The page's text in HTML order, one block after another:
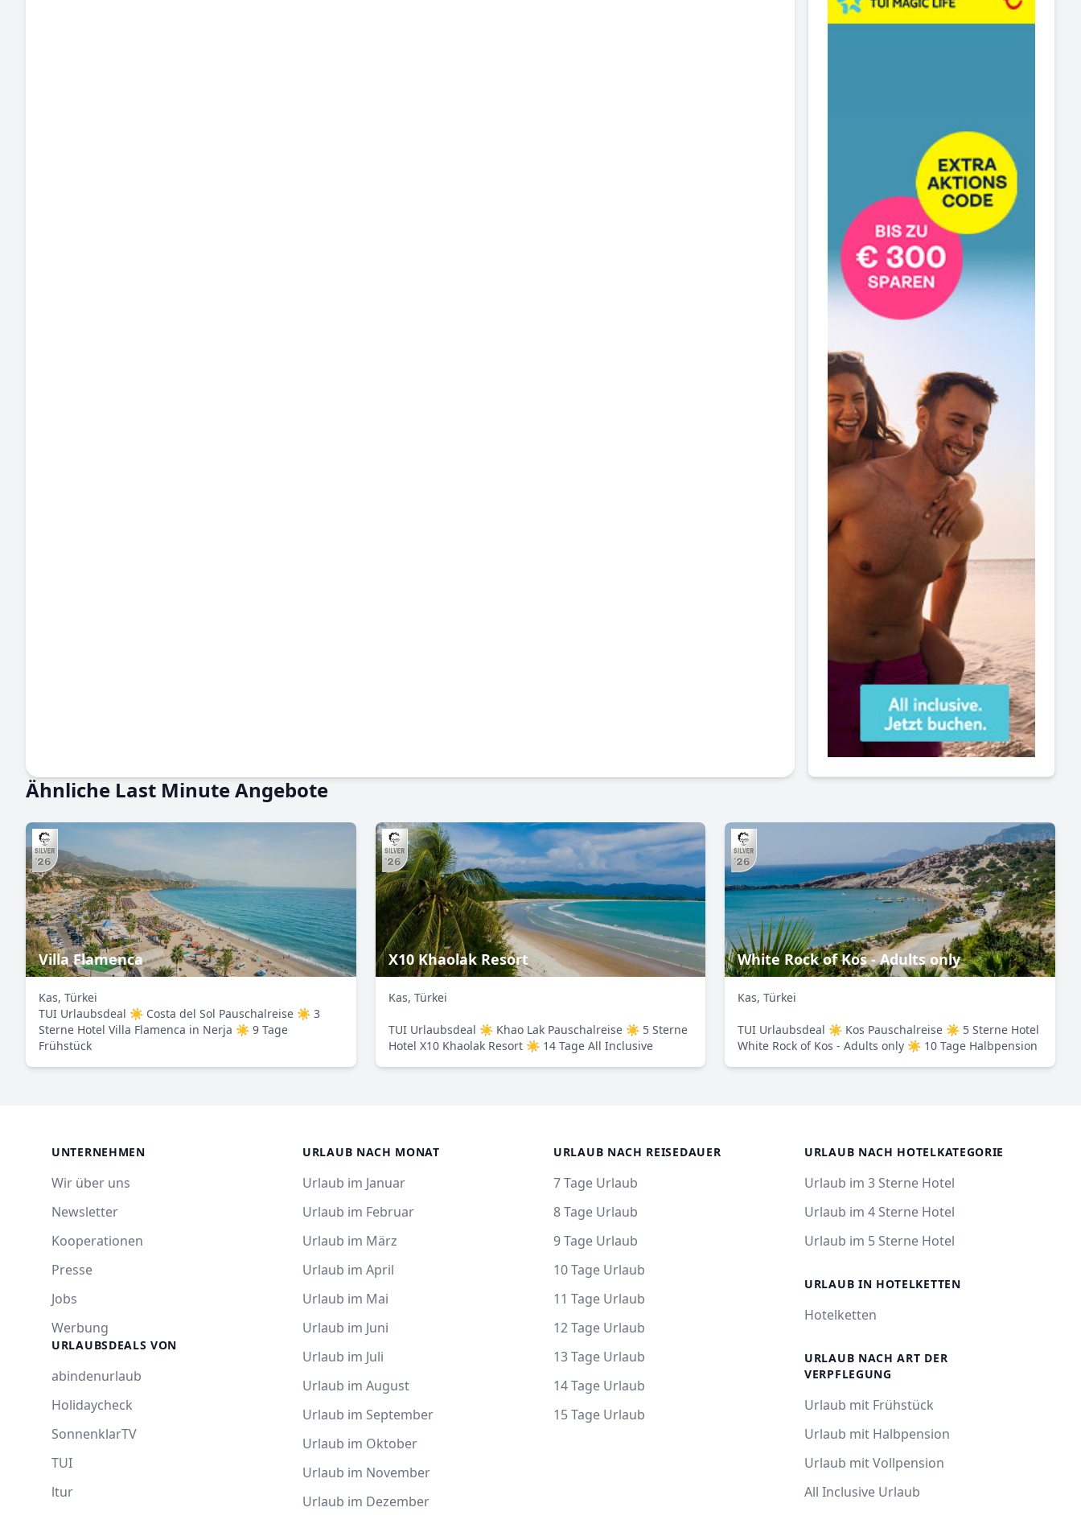
Ähnliche Last Minute Angebote
Villa Flamenca
Kas, Türkei
TUI Urlaubsdeal ☀ Costa del Sol Pauschalreise ☀ 3
Sterne Hotel Villa Flamenca in Nerja ☀ 9 Tage
Frühstück
X10 Khaolak Resort
Kas, Türkei
TUI Urlaubsdeal ☀ Khao Lak Pauschalreise ☀ 5 Sterne
Hotel X10 Khaolak Resort ☀ 14 Tage All Inclusive
White Rock of Kos - Adults only
Kas, Türkei
TUI Urlaubsdeal ☀ Kos Pauschalreise ☀ 5 Sterne Hotel
White Rock of Kos - Adults only ☀ 10 Tage Halbpension
UNTERNEHMEN
Wir über uns
Newsletter
Kooperationen
Presse
Jobs
Werbung
URLAUBSDEALS VON
abindenurlaub
Holidaycheck
SonnenklarTV
TUI
ltur
URLAUB NACH MONAT
Urlaub im Januar
Urlaub im Februar
Urlaub im März
Urlaub im April
Urlaub im Mai
Urlaub im Juni
Urlaub im Juli
Urlaub im August
Urlaub im September
Urlaub im Oktober
Urlaub im November
Urlaub im Dezember
URLAUB NACH REISEDAUER
7 Tage Urlaub
8 Tage Urlaub
9 Tage Urlaub
10 Tage Urlaub
11 Tage Urlaub
12 Tage Urlaub
13 Tage Urlaub
14 Tage Urlaub
15 Tage Urlaub
URLAUB NACH HOTELKATEGORIE
Urlaub im 3 Sterne Hotel
Urlaub im 4 Sterne Hotel
Urlaub im 5 Sterne Hotel
URLAUB IN HOTELKETTEN
Hotelketten
URLAUB NACH ART DER
VERPFLEGUNG
Urlaub mit Frühstück
Urlaub mit Halbpension
Urlaub mit Vollpension
All Inclusive Urlaub